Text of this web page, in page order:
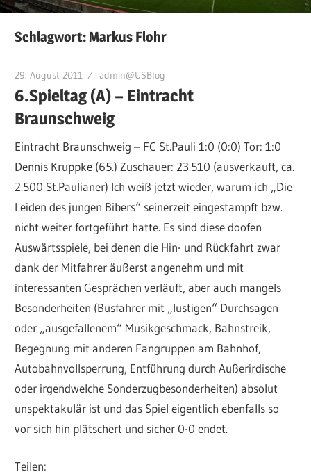
Schlagwort:Markus Flohr
29. August 2011 admin@USBlog
6.Spieltag (A) – Eintracht
Braunschweig
Eintracht Braunschweig – FC St.Pauli 1:0 (0:0) Tor: 1:0
Dennis Kruppke (65.) Zuschauer: 23.510 (ausverkauft, ca.
2.500 St.Paulianer) Ich weiß jetzt wieder, warum ich „Die
Leiden des jungen Bibers“ seinerzeit eingestampft bzw.
nicht weiter fortgeführt hatte. Es sind diese doofen
Auswärtsspiele, bei denen die Hin- und Rückfahrt zwar
dank der Mitfahrer äußerst angenehm und mit
interessanten Gesprächen verläuft, aber auch mangels
Besonderheiten (Busfahrer mit „lustigen“ Durchsagen
oder „ausgefallenem“ Musikgeschmack, Bahnstreik,
Begegnung mit anderen Fangruppen am Bahnhof,
Autobahnvollsperrung, Entführung durch Außerirdische
oder irgendwelche Sonderzugbesonderheiten) absolut
unspektakulär ist und das Spiel eigentlich ebenfalls so
vor sich hin plätschert und sicher 0-0 endet.
Teilen: